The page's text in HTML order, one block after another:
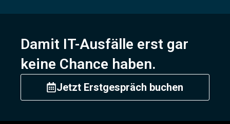
Damit IT-Ausfälle erst gar
keine Chance haben.
Jetzt Erstgespräch buchen